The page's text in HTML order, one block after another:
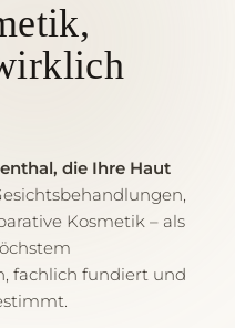
die Ihre Haut
Kosmetik – als
fachlich fundiert und